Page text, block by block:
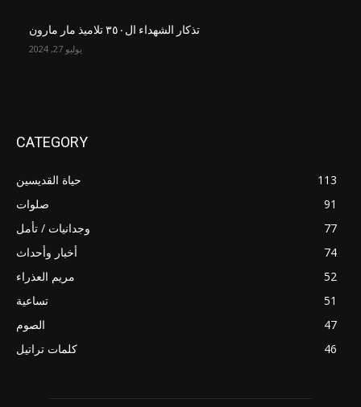
تذكار الشهداء ال٣٥٠ تلاميذ مار مارون
يوليو 27, 2024
CATEGORY
حياة القديسين
113
صلوات
91
وجدانيات / تأمل
77
أخبار وأحداث
74
مريم العذراء
52
تساعية
51
الصوم
47
كلمات تراتيل
46